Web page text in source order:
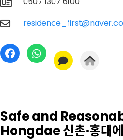
Safe and
Hongdae 신촌·홍대에